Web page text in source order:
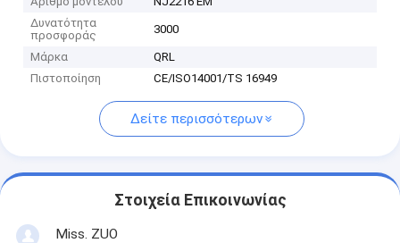
Δυνατότητα
προσφοράς
3000
Μάρκα
QRL
Πιστοποίηση
CE/ISO14001/TS 16949
Δείτε περισσότερων
Στοιχεία Επικοινωνίας
Miss. ZUO